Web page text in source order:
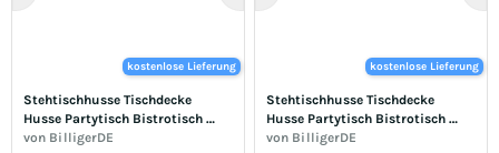
kostenlose Lieferung
Stehtischhusse Tischdecke
Husse Partytisch Bistrotisch
Decke verschiedene Far... Grau Ø
von BilligerDE
kostenlose Lieferung
Stehtischhusse Tischdecke
Husse Partytisch Bistrotisch
Decke verschiedene Far... Grau Ø
von BilligerDE